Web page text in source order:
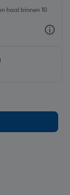
haal binnen 10